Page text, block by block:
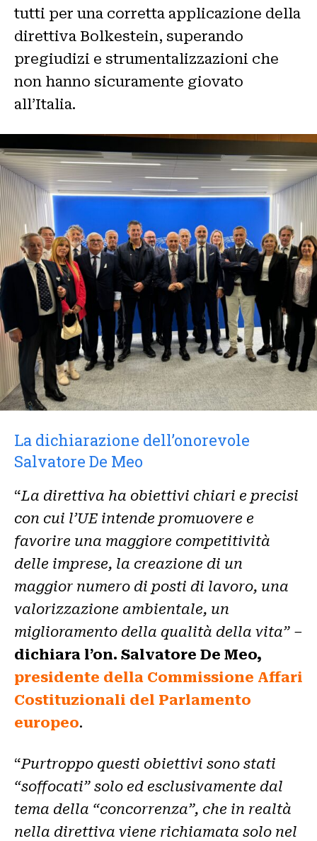
tutti per una corretta applicazione della
direttiva Bolkestein, superando
pregiudizi e strumentalizzazioni che
non hanno sicuramente giovato
all’Italia.
La dichiarazione dell’onorevole
Salvatore De Meo
“La direttiva ha obiettivi chiari e precisi
con cui l’UE intende promuovere e
favorire una maggiore competitività
delle imprese, la creazione di un
maggior numero di posti di lavoro, una
valorizzazione ambientale, un
miglioramento della qualità della vita” –
dichiara l’on. Salvatore De Meo,
presidente della Commissione Affari
Costituzionali del Parlamento
europeo.
“Purtroppo questi obiettivi sono stati
“soffocati” solo ed esclusivamente dal
tema della “concorrenza”, che in realtà
nella direttiva viene richiamata solo nel